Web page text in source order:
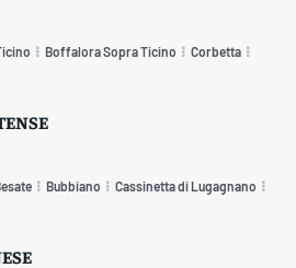
Boffalora Sopra Ticino Corbetta
Bubbiano Cassinetta di Lugagnano